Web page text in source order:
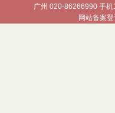
广州 020-86266990 手
网站备案